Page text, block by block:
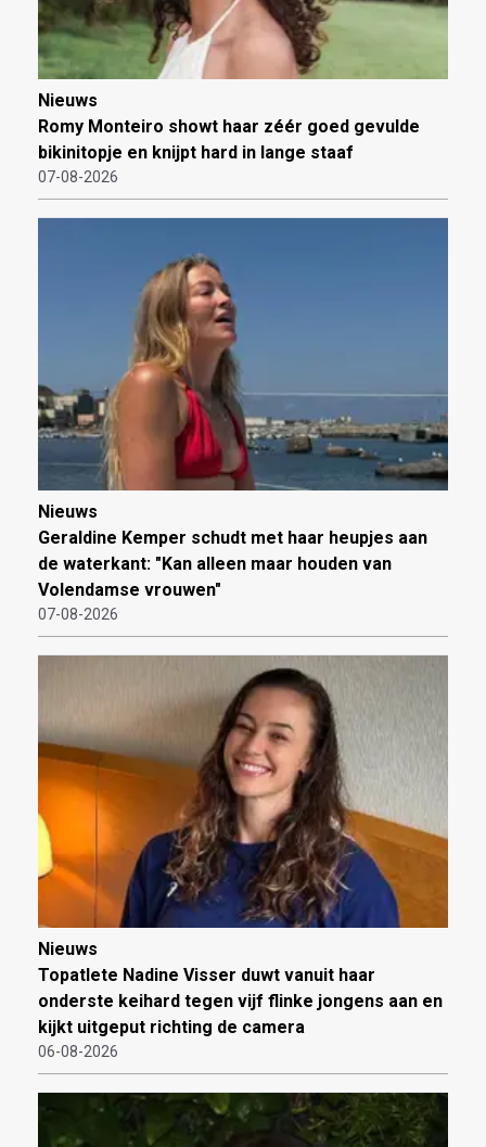
Nieuws
Romy Monteiro showt haar zéér goed gevulde
bikinitopje en knijpt hard in lange staaf
07-08-2026
Nieuws
Geraldine Kemper schudt met haar heupjes aan
de waterkant: "Kan alleen maar houden van
Volendamse vrouwen"
07-08-2026
Nieuws
Topatlete Nadine Visser duwt vanuit haar
onderste keihard tegen vijf flinke jongens aan en
kijkt uitgeput richting de camera
06-08-2026